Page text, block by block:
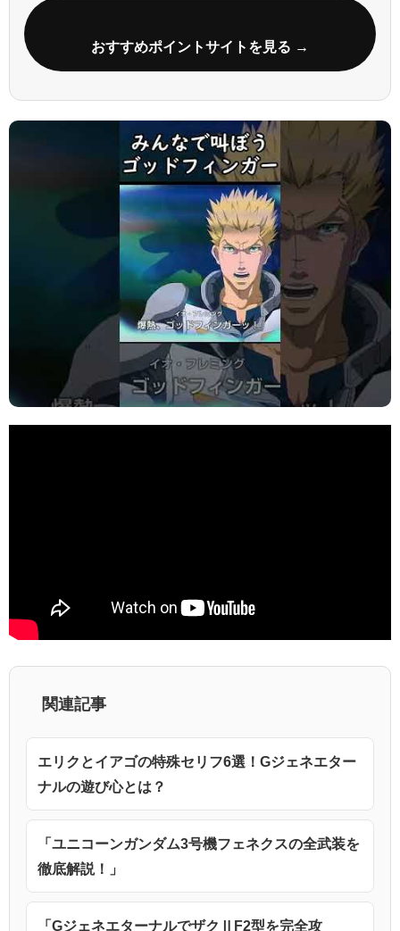
おすすめポイントサイトを見る →
関連記事
エリクとイアゴの特殊セリフ6選！Gジェネエター
ナルの遊び心とは？
「ユニコーンガンダム3号機フェネクスの全武装を
徹底解説！」
「GジェネエターナルでザクⅡF2型を完全攻